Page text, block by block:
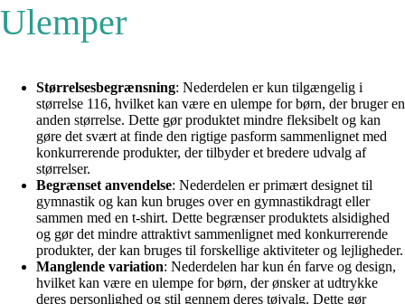
Ulemper
Størrelsesbegrænsning: Nederdelen er kun tilgængelig i
størrelse 116, hvilket kan være en ulempe for børn, der bruger en
anden størrelse. Dette gør produktet mindre fleksibelt og kan
gøre det svært at finde den rigtige pasform sammenlignet med
konkurrerende produkter, der tilbyder et bredere udvalg af
størrelser.
Begrænset anvendelse: Nederdelen er primært designet til
gymnastik og kan kun bruges over en gymnastikdragt eller
sammen med en t-shirt. Dette begrænser produktets alsidighed
og gør det mindre attraktivt sammenlignet med konkurrerende
produkter, der kan bruges til forskellige aktiviteter og lejligheder.
Manglende variation: Nederdelen har kun én farve og design,
hvilket kan være en ulempe for børn, der ønsker at udtrykke
deres personlighed og stil gennem deres tøjvalg. Dette gør